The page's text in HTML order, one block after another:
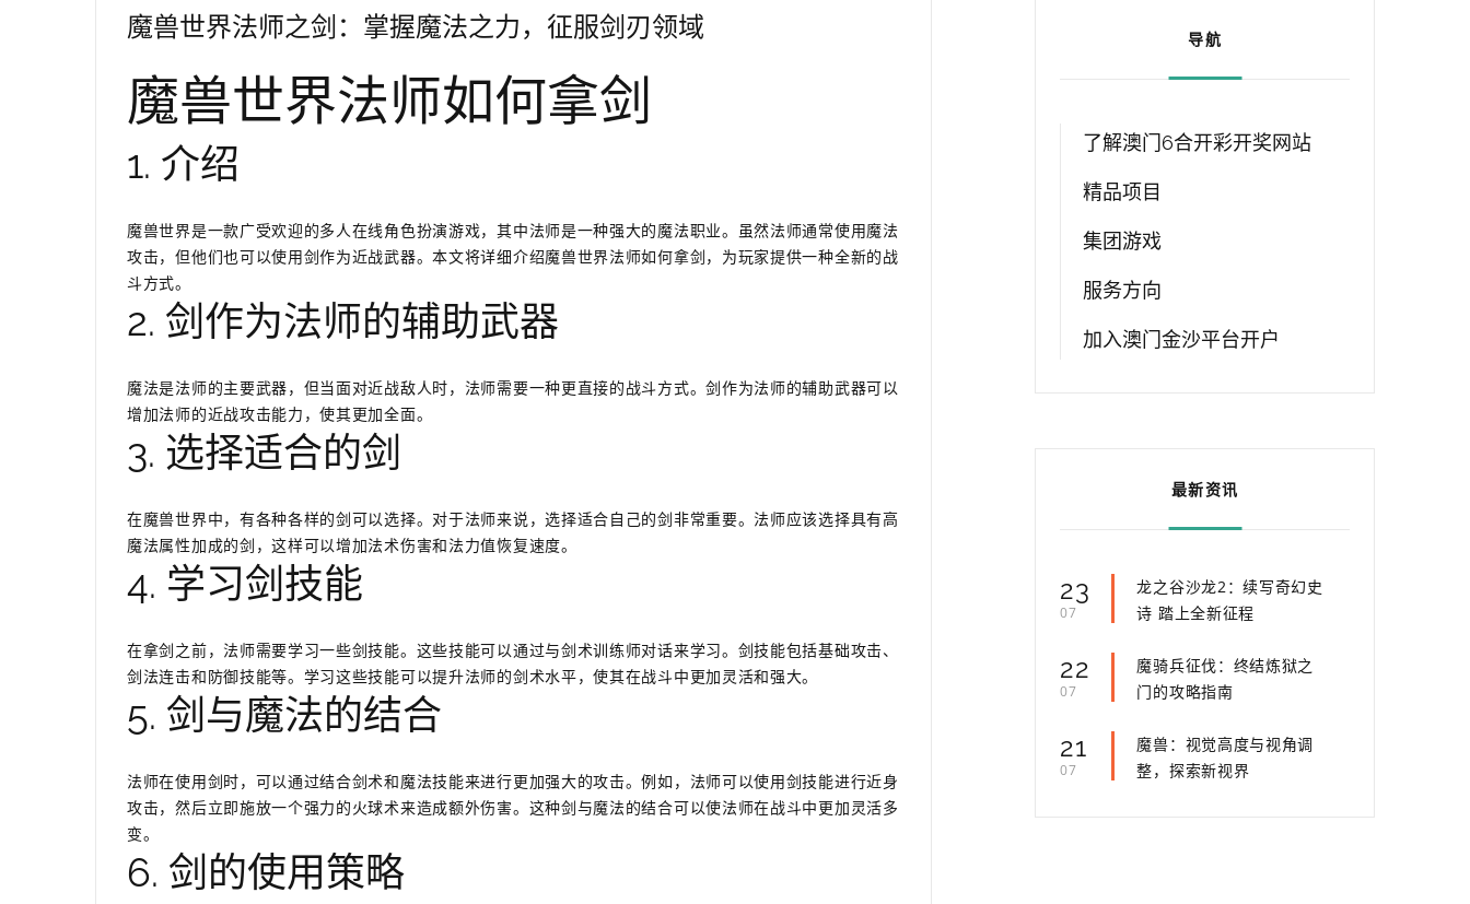
魔兽世界法师之剑：掌握魔法之力，征服剑刃领域
魔兽世界法师如何拿剑
1. 介绍
魔兽世界是一款广受欢迎的多人在线角色扮演游戏，其中法师是一种强大的魔法职业。虽然法师通常使用魔法
攻击，但他们也可以使用剑作为近战武器。本文将详细介绍魔兽世界法师如何拿剑，为玩家提供一种全新的战
斗方式。
2. 剑作为法师的辅助武器
魔法是法师的主要武器，但当面对近战敌人时，法师需要一种更直接的战斗方式。剑作为法师的辅助武器可以
增加法师的近战攻击能力，使其更加全面。
3. 选择适合的剑
在魔兽世界中，有各种各样的剑可以选择。对于法师来说，选择适合自己的剑非常重要。法师应该选择具有高
魔法属性加成的剑，这样可以增加法术伤害和法力值恢复速度。
4. 学习剑技能
在拿剑之前，法师需要学习一些剑技能。这些技能可以通过与剑术训练师对话来学习。剑技能包括基础攻击、
剑法连击和防御技能等。学习这些技能可以提升法师的剑术水平，使其在战斗中更加灵活和强大。
5. 剑与魔法的结合
法师在使用剑时，可以通过结合剑术和魔法技能来进行更加强大的攻击。例如，法师可以使用剑技能进行近身
攻击，然后立即施放一个强力的火球术来造成额外伤害。这种剑与魔法的结合可以使法师在战斗中更加灵活多
变。
6. 剑的使用策略
导航
了解澳门6合开彩开奖网站
精品项目
集团游戏
服务方向
加入澳门金沙平台开户
最新资讯
23
07
龙之谷沙龙2：续写奇幻史
诗 踏上全新征程
22
07
魔骑兵征伐：终结炼狱之
门的攻略指南
21
07
魔兽：视觉高度与视角调
整，探索新视界